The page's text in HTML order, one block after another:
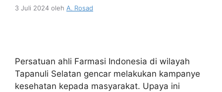
3 Juli 2024 oleh A. Rosad
Persatuan ahli Farmasi Indonesia di wilayah
Tapanuli Selatan gencar melakukan kampanye
kesehatan kepada masyarakat. Upaya ini